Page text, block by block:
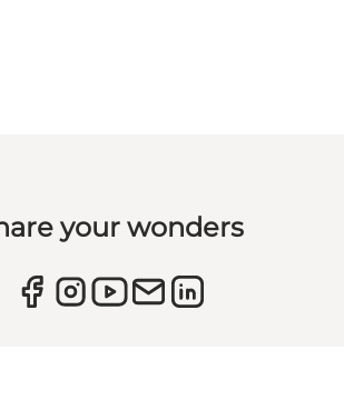
your wonders